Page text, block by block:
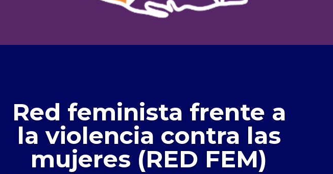
Red feminista frente a
la violencia contra las
mujeres (RED FEM)